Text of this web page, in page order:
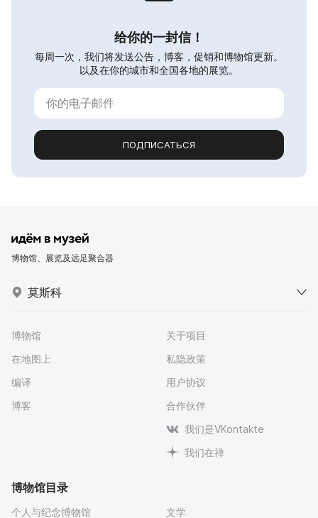
给你的一封信！
每周一次，我们将发送公告，博客，促销和博物馆更新。
以及在你的城市和全国各地的展览。
ПОДПИСАТЬСЯ
博物馆、展览及远足聚合器
莫斯科
博物馆
在地图上
编译
博客
关于项目
私隐政策
用户协议
合作伙伴
我们是VKontakte
我们在禅
博物馆目录
个人与纪念博物馆 文学